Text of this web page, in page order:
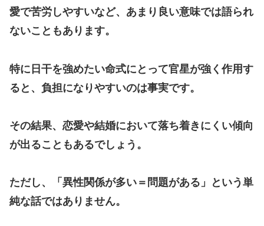
愛で苦労しやすいなど、あまり良い意味では語られ
ないこともあります。
特に日干を強めたい命式にとって官星が強く作用す
ると、負担になりやすいのは事実です。
その結果、恋愛や結婚において落ち着きにくい傾向
が出ることもあるでしょう。
ただし、「異性関係が多い＝問題がある」という単
純な話ではありません。